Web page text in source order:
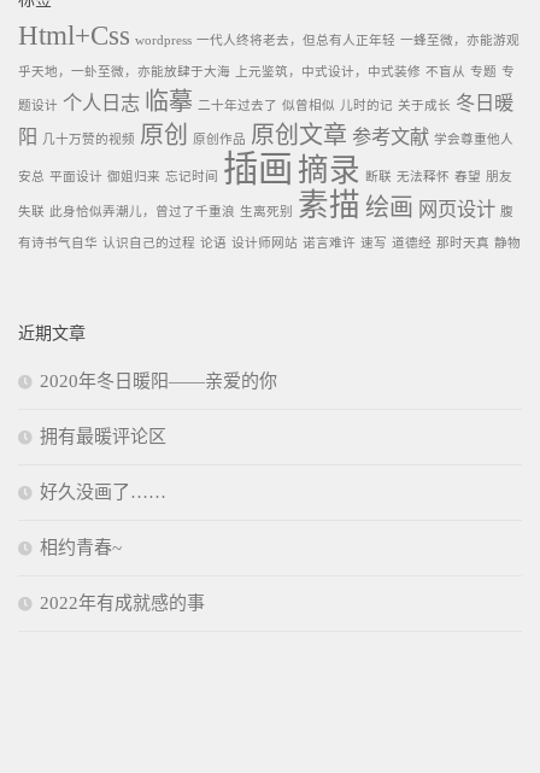
Html+Css wordpress 一代人终将老去，但总有人正年轻 一蜂至微，亦能游观
乎天地，一虲至微，亦能放肆于大海 上元鉴筑，中式设计，中式装修 不盲从 专题 专
题设计 个人日志 临摹 二十年过去了 似曾相似 儿时的记 关于成长 冬日暖
阳
几十万赞的视频 原创 原创作品 原创文章 参考文献 学会尊重他人
安总 平面设计 御姐归来 忘记时间 插画 摘录 断联 无法释怀 春望 朋友
失联 此身恰似弄潮儿，曾过了千重浪 生离死别 素描 绘画 网页设计 腹
有诗书气自华 认识自己的过程 论语 设计师网站 诺言难许 速写 道德经 那时天真 静物
近期文章
2020年冬日暖阳——亲爱的你
拥有最暖评论区
好久没画了……
相约青春~
2022年有成就感的事